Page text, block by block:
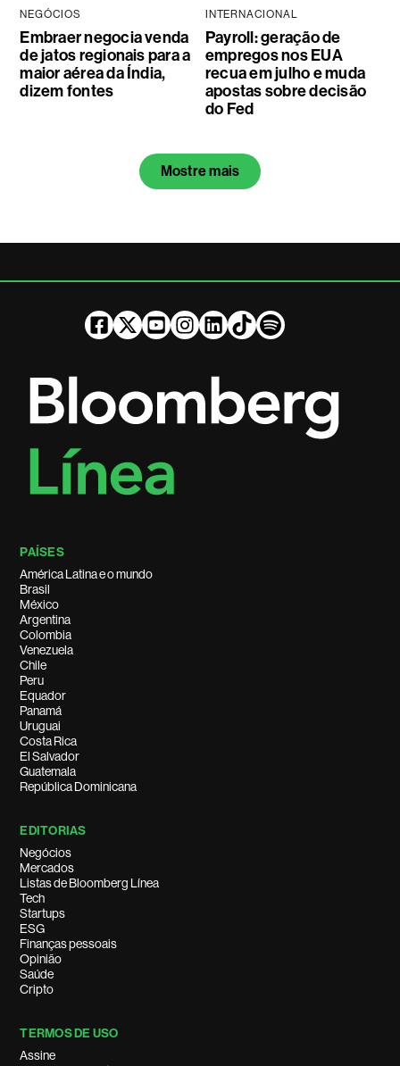
NEGÓCIOS
Embraer negocia venda
de jatos regionais para a
maior aérea da Índia,
dizem fontes
INTERNACIONAL
Payroll: geração de
empregos nos EUA
recua em julho e muda
apostas sobre decisão
do Fed
Mostre mais
PAÍSES
América Latina e o mundo
Brasil
México
Argentina
Colombia
Venezuela
Chile
Peru
Equador
Panamá
Uruguai
Costa Rica
El Salvador
Guatemala
República Dominicana
EDITORIAS
Negócios
Mercados
Listas de Bloomberg Línea
Tech
Startups
ESG
Finanças pessoais
Opinião
Saúde
Cripto
TERMOS DE USO
Assine